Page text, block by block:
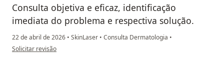
Consulta objetiva e eficaz, identificação
imediata do problema e respectiva solução.
22 de abril de 2026 • SkinLaser • Consulta Dermatologia •
na opinião do utilizador Waldemir Gonçalves
Solicitar revisão